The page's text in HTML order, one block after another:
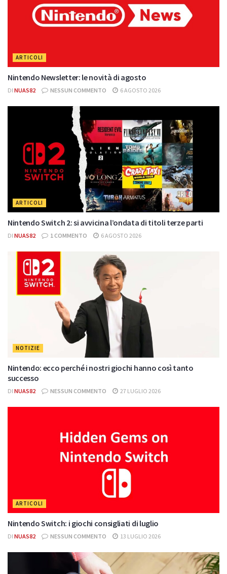
ARTICOLI
Nintendo Newsletter: le novità di agosto
DI NUAS82 NESSUN COMMENTO 6 AGOSTO 2026
ARTICOLI
Nintendo Switch 2: si avvicina l’ondata di titoli terze parti
DI NUAS82 1 COMMENTO 6 AGOSTO 2026
NOTIZIE
Nintendo: ecco perché i nostri giochi hanno così tanto
successo
DI NUAS82 NESSUN COMMENTO 27 LUGLIO 2026
ARTICOLI
Nintendo Switch: i giochi consigliati di luglio
DI NUAS82 NESSUN COMMENTO 13 LUGLIO 2026